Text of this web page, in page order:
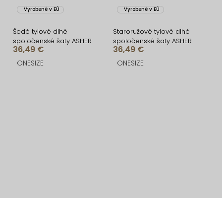
Vyrobené v EÚ
Šedé tylové dlhé
spoločenské šaty ASHER
36,49 €
ONESIZE
Vyrobené v EÚ
Staroružové tylové dlhé
spoločenské šaty ASHER
36,49 €
ONESIZE